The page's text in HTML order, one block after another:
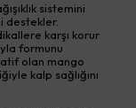
sistemini
destekler.
karşı korur
formunu
olan mango
kalp sağlığını